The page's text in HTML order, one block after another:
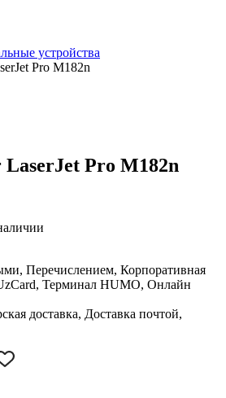
устройства
Pro M182n
Pro M182n
Перечислением, Корпоративная
Терминал HUMO, Онлайн
доставка, Доставка почтой,